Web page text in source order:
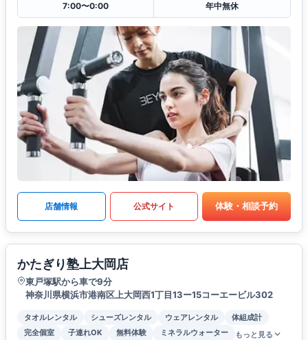
7:00〜0:00
年中無休
店舗情報 公式サイト 体験・相談予約
かたぎり塾上大岡店
東戸塚駅から車で9分
神奈川県横浜市港南区上大岡西1丁目13ー15コーエービル302
タオルレンタル シューズレンタル ウェアレンタル
体組成計
完全個室
子連れOK 無料体験 ミネラルウォーター もっと見る